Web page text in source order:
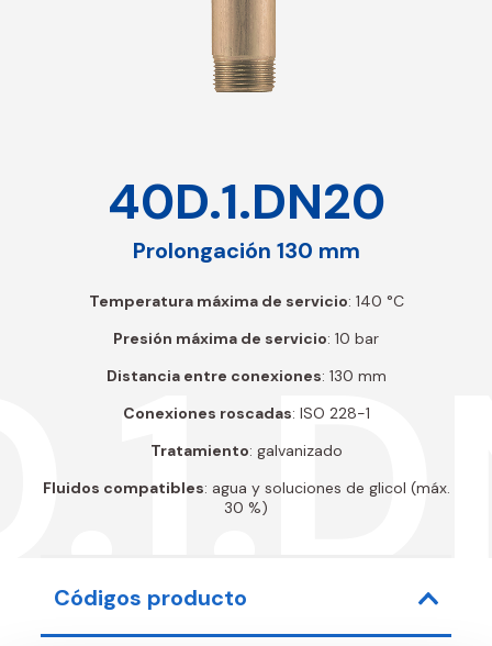
40D.1.DN20
Prolongación 130 mm
Temperatura máxima de servicio: 140 °C
Presión máxima de servicio: 10 bar
Distancia entre conexiones: 130 mm
Conexiones roscadas: ISO 228-1
Tratamiento: galvanizado
Fluidos compatibles: agua y soluciones de glicol (máx.
30 %)
Códigos producto